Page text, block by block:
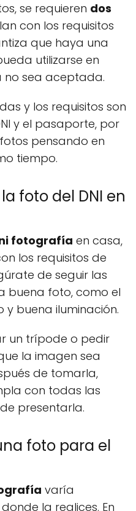
se requieren dos
con los requisitos
que haya una
utilizarse en
no sea aceptada.
y los requisitos son
y el pasaporte, por
pensando en
tiempo.
foto del DNI en
fotografía en casa,
los requisitos de
de seguir las
buena foto, como el
buena iluminación.
un trípode o pedir
la imagen sea
de tomarla,
con todas las
presentarla.
foto para el
varía
la realices. En